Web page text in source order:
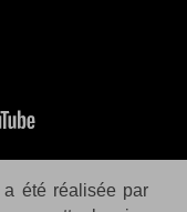
été réalisée par